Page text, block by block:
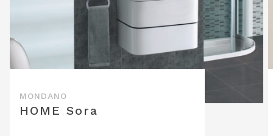
HOME Sora